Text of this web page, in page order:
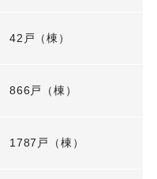
42戸（棟）
866戸（棟）
1787戸（棟）